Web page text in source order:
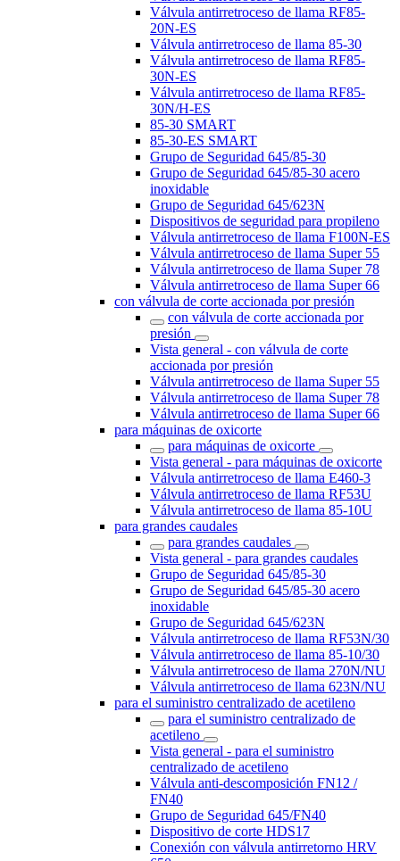
Válvula antirretroceso de llama RF85-
20N-ES
Válvula antirretroceso de llama 85-30
Válvula antirretroceso de llama RF85-
30N-ES
Válvula antirretroceso de llama RF85-
30N/H-ES
85-30 SMART
85-30-ES SMART
Grupo de Seguridad 645/85-30
Grupo de Seguridad 645/85-30 acero
inoxidable
Grupo de Seguridad 645/623N
Dispositivos de seguridad para propileno
Válvula antirretroceso de llama F100N-ES
Válvula antirretroceso de llama Super 55
Válvula antirretroceso de llama Super 78
Válvula antirretroceso de llama Super 66
con válvula de corte accionada por presión
con válvula de corte accionada por
presión
Vista general - con válvula de corte
accionada por presión
Válvula antirretroceso de llama Super 55
Válvula antirretroceso de llama Super 78
Válvula antirretroceso de llama Super 66
para máquinas de oxicorte
para máquinas de oxicorte
Vista general - para máquinas de oxicorte
Válvula antirretroceso de llama E460-3
Válvula antirretroceso de llama RF53U
Válvula antirretroceso de llama 85-10U
para grandes caudales
para grandes caudales
Vista general - para grandes caudales
Grupo de Seguridad 645/85-30
Grupo de Seguridad 645/85-30 acero
inoxidable
Grupo de Seguridad 645/623N
Válvula antirretroceso de llama RF53N/30
Válvula antirretroceso de llama 85-10/30
Válvula antirretroceso de llama 270N/NU
Válvula antirretroceso de llama 623N/NU
para el suministro centralizado de acetileno
para el suministro centralizado de
acetileno
Vista general - para el suministro
centralizado de acetileno
Válvula anti-descomposición FN12 /
FN40
Grupo de Seguridad 645/FN40
Dispositivo de corte HDS17
Conexión con válvula antirretorno HRV